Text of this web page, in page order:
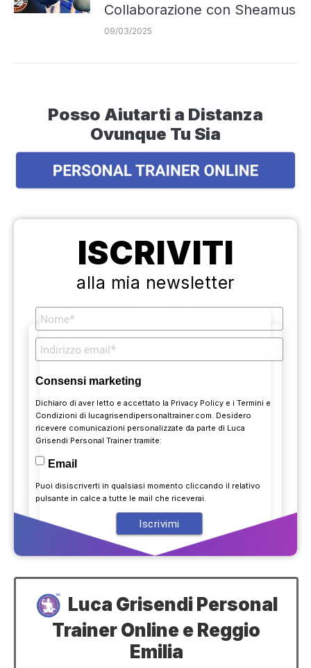
Collaborazione con Sheamus
09/03/2025
Posso Aiutarti a Distanza
Ovunque Tu Sia
ISCRIVITI
alla mia newsletter
Consensi marketing
Dichiaro di aver letto e accettato la Privacy Policy e iTermini e
Condizioni di lucagrisendipersonaltrainer.com. Desidero
ricevere comunicazioni personalizzate da parte di Luca
Grisendi Personal Trainer tramite:
Email
Puoi disiscriverti in qualsiasi momento cliccando il relativo
pulsante in calce a tutte le mail che riceverai.
Luca Grisendi Personal
Trainer Online e Reggio
Emilia